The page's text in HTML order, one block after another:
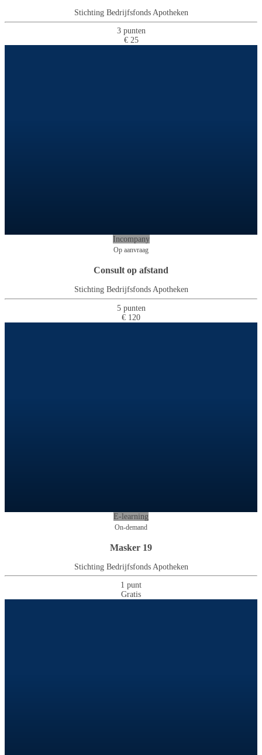
Stichting Bedrijfsfonds Apotheken
3 punten
€ 25
Incompany
Op aanvraag
Consult op afstand
Stichting Bedrijfsfonds Apotheken
5 punten
€ 120
E-learning
On-demand
Masker 19
Stichting Bedrijfsfonds Apotheken
1 punt
Gratis